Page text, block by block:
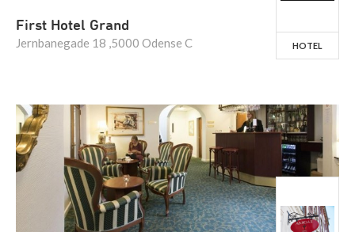
First Hotel Grand
Jernbanegade 18 ,5000 Odense C HOTEL